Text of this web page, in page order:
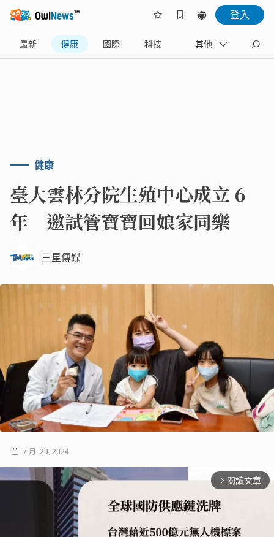
登入
最新 健康 國際 科技 財經
其他
健康
臺大雲林分院生殖中心成立 6
年 邀試管寶寶回娘家同樂
三星傳媒
7 月. 29, 2024
arrow_forward_ios 閱讀文章